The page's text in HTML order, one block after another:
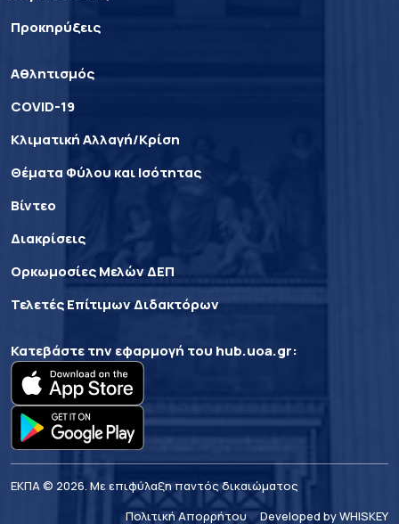
Προκηρύξεις
Αθλητισμός
COVID-19
Κλιματική Αλλαγή/Κρίση
Θέματα Φύλου και Ισότητας
Βίντεο
Διακρίσεις
Ορκωμοσίες Μελών ΔΕΠ
Τελετές Επίτιμων Διδακτόρων
Κατεβάστε την εφαρμογή του hub.uoa.gr:
ΕΚΠΑ © 2026. Με επιφύλαξη παντός δικαιώματος
Πολιτική Απορρήτου
Developed by WHISKEY